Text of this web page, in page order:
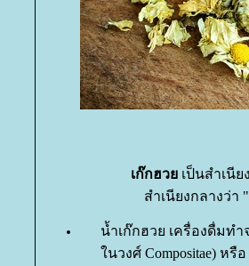
เก๊กฮว เป็นสำเนี
สำเนียงกลางว่า
น้ำเก๊กฮวย เครื่องดื่มท
นวงศ์ Compositae) หรื